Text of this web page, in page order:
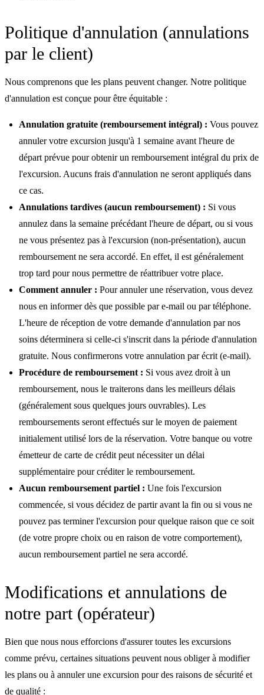
Politique d'annulation (annulations
par le client)
Nous comprenons que les plans peuvent changer. Notre politique
d'annulation est conçue pour être équitable :
Annulation gratuite (remboursement intégral) : Vous pouvez
annuler votre excursion jusqu'à 1 semaine avant l'heure de
départ prévue pour obtenir un remboursement intégral du prix de
l'excursion. Aucuns frais d'annulation ne seront appliqués dans
ce cas.
Annulations tardives (aucun remboursement) : Si vous
annulez dans la semaine précédant l'heure de départ, ou si vous
ne vous présentez pas à l'excursion (non-présentation), aucun
remboursement ne sera accordé. En effet, il est généralement
trop tard pour nous permettre de réattribuer votre place.
Comment annuler : Pour annuler une réservation, vous devez
nous en informer dès que possible par e-mail ou par téléphone.
L'heure de réception de votre demande d'annulation par nos
soins déterminera si celle-ci s'inscrit dans la période d'annulation
gratuite. Nous confirmerons votre annulation par écrit (e-mail).
Procédure de remboursement : Si vous avez droit à un
remboursement, nous le traiterons dans les meilleurs délais
(généralement sous quelques jours ouvrables). Les
remboursements seront effectués sur le moyen de paiement
initialement utilisé lors de la réservation. Votre banque ou votre
émetteur de carte de crédit peut nécessiter un délai
supplémentaire pour créditer le remboursement.
Aucun remboursement partiel : Une fois l'excursion
commencée, si vous décidez de partir avant la fin ou si vous ne
pouvez pas terminer l'excursion pour quelque raison que ce soit
(de votre propre choix ou en raison de votre comportement),
aucun remboursement partiel ne sera accordé.
Modifications et annulations de
notre part (opérateur)
Bien que nous nous efforcions d'assurer toutes les excursions
comme prévu, certaines situations peuvent nous obliger à modifier
les plans ou à annuler une excursion pour des raisons de sécurité et
de qualité :